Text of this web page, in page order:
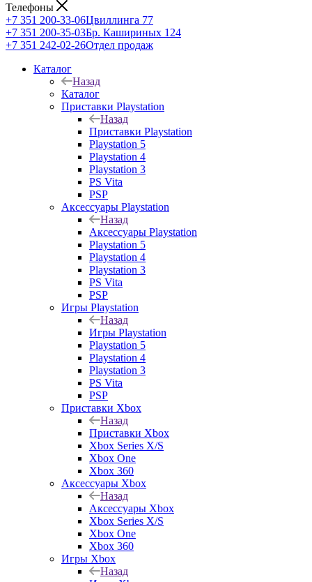
Телефоны
+7 351 200-33-06Цвиллинга 77
+7 351 200-35-03Бр. Кашириных 124
+7 351 242-02-26Отдел продаж
Каталог
Назад
Каталог
Приставки Playstation
Назад
Приставки Playstation
Playstation 5
Playstation 4
Playstation 3
PS Vita
PSP
Аксессуары Playstation
Назад
Аксессуары Playstation
Playstation 5
Playstation 4
Playstation 3
PS Vita
PSP
Игры Playstation
Назад
Игры Playstation
Playstation 5
Playstation 4
Playstation 3
PS Vita
PSP
Приставки Xbox
Назад
Приставки Xbox
Xbox Series X/S
Xbox One
Xbox 360
Аксессуары Xbox
Назад
Аксессуары Xbox
Xbox Series X/S
Xbox One
Xbox 360
Игры Xbox
Назад